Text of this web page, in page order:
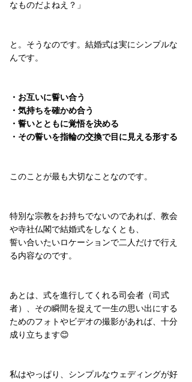
なものだよねえ？」
と。そうなのです。結婚式は実にシンプルな
んです。
・お互いに誓い合う
・気持ちを確かめ合う
・誓いとともに覚悟を決める
・その誓いを指輪の交換で目に見える形する
このことが最も大切なことなのです。
特別な宗教をお持ちでないのであれば、教会
や寺社仏閣で結婚式をしなくとも、
誓い合いたいロケーションで二人だけで行え
る内容なのです。
あとは、式を進行してくれる司会者（司式
者）、その瞬間を捉えて一生の思い出にする
ためのフォトやビデオの撮影があれば、十分
成り立ちます😊
私はやっぱり、シンプルなウェディングが好